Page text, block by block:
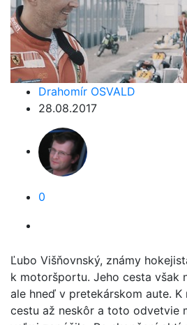
Drahomír OSVALD
28.08.2017
0
Ľubo Višňovnský, známy
k motoršportu. Jeho cesta však
ale hneď v pretekárskom aute. K
cestu až neskôr a toto odvetvie